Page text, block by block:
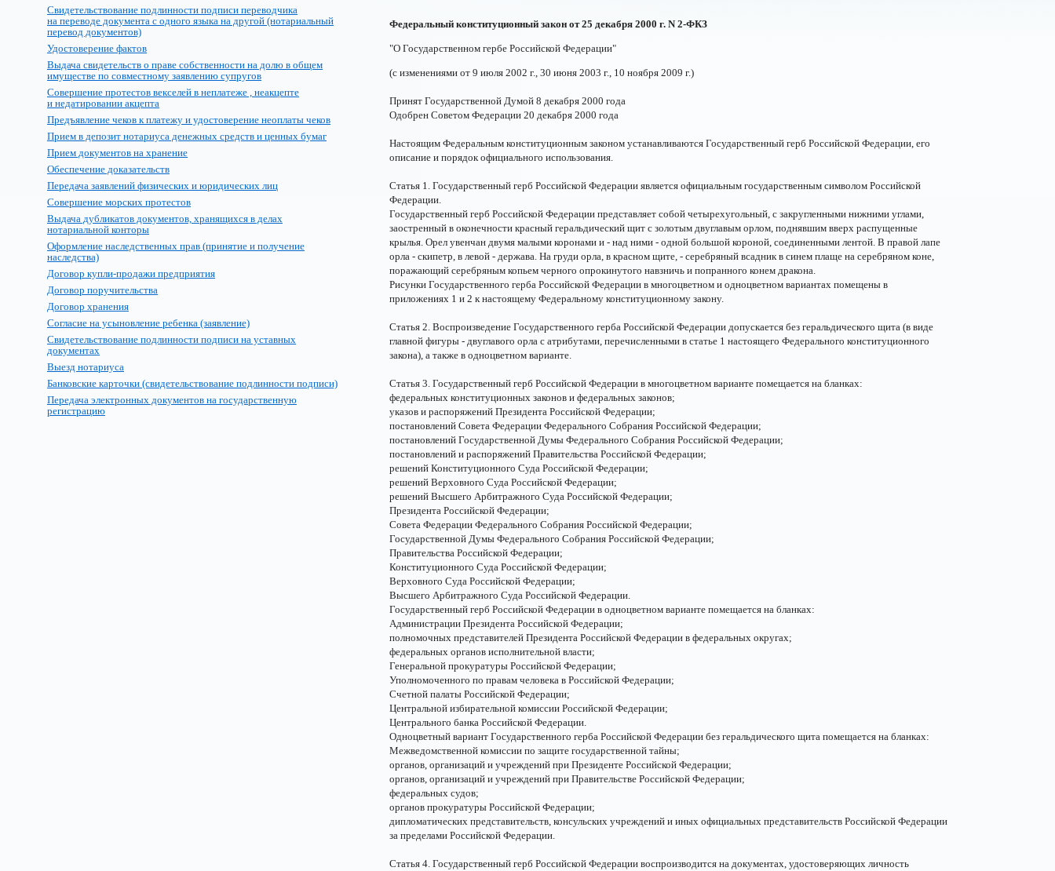
Свидетельствование подлинности подписи переводчика
на переводе документа с одного языка на другой (нотариальный
перевод документов)
Удостоверение фактов
Выдача свидетельств о праве собственности на долю в общем
имуществе по совместному заявлению супругов
Совершение протестов векселей в неплатеже , неакцепте
и недатировании акцепта
Предъявление чеков к платежу и удостоверение неоплаты чеков
Прием в депозит нотариуса денежных средств и ценных бумаг
Прием документов на хранение
Обеспечение доказательств
Передача заявлений физических и юридических лиц
Совершение морских протестов
Выдача дубликатов документов, хранящихся в делах
нотариальной конторы
Оформление наследственных прав (принятие и получение
наследства)
Договор купли-продажи предприятия
Договор поручительства
Договор хранения
Согласие на усыновление ребенка (заявление)
Свидетельствование подлинности подписи на уставных
документах
Выезд нотариуса
Банковские карточки (свидетельствование подлинности подписи)
Передача электронных документов на государственную
регистрацию
Федеральный конституционный закон от 25 декабря 2000 г. N 2-ФКЗ
"О Государственном гербе Российской Федерации"
(с изменениями от 9 июля 2002 г., 30 июня 2003 г., 10 ноября 2009 г.)
Принят Государственной Думой 8 декабря 2000 года
Одобрен Советом Федерации 20 декабря 2000 года
Настоящим Федеральным конституционным законом устанавливаются Государственный герб Российской Федерации, его
описание и порядок официального использования.
Статья 1. Государственный герб Российской Федерации является официальным государственным символом Российской
Федерации.
Государственный герб Российской Федерации представляет собой четырехугольный, с закругленными нижними углами,
заостренный в оконечности красный геральдический щит с золотым двуглавым орлом, поднявшим вверх распущенные
крылья. Орел увенчан двумя малыми коронами и - над ними - одной большой короной, соединенными лентой. В правой лапе
орла - скипетр, в левой - держава. На груди орла, в красном щите, - серебряный всадник в синем плаще на серебряном коне,
поражающий серебряным копьем черного опрокинутого навзничь и попранного конем дракона.
Рисунки Государственного герба Российской Федерации в многоцветном и одноцветном вариантах помещены в
приложениях 1 и 2 к настоящему Федеральному конституционному закону.
Статья 2. Воспроизведение Государственного герба Российской Федерации допускается без геральдического щита (в виде
главной фигуры - двуглавого орла с атрибутами, перечисленными в статье 1 настоящего Федерального конституционного
закона), а также в одноцветном варианте.
Статья 3. Государственный герб Российской Федерации в многоцветном варианте помещается на бланках:
федеральных конституционных законов и федеральных законов;
указов и распоряжений Президента Российской Федерации;
постановлений Совета Федерации Федерального Собрания Российской Федерации;
постановлений Государственной Думы Федерального Собрания Российской Федерации;
постановлений и распоряжений Правительства Российской Федерации;
решений Конституционного Суда Российской Федерации;
решений Верховного Суда Российской Федерации;
решений Высшего Арбитражного Суда Российской Федерации;
Президента Российской Федерации;
Совета Федерации Федерального Собрания Российской Федерации;
Государственной Думы Федерального Собрания Российской Федерации;
Правительства Российской Федерации;
Конституционного Суда Российской Федерации;
Верховного Суда Российской Федерации;
Высшего Арбитражного Суда Российской Федерации.
Государственный герб Российской Федерации в одноцветном варианте помещается на бланках:
Администрации Президента Российской Федерации;
полномочных представителей Президента Российской Федерации в федеральных округах;
федеральных органов исполнительной власти;
Генеральной прокуратуры Российской Федерации;
Уполномоченного по правам человека в Российской Федерации;
Счетной палаты Российской Федерации;
Центральной избирательной комиссии Российской Федерации;
Центрального банка Российской Федерации.
Одноцветный вариант Государственного герба Российской Федерации без геральдического щита помещается на бланках:
Межведомственной комиссии по защите государственной тайны;
органов, организаций и учреждений при Президенте Российской Федерации;
органов, организаций и учреждений при Правительстве Российской Федерации;
федеральных судов;
органов прокуратуры Российской Федерации;
дипломатических представительств, консульских учреждений и иных официальных представительств Российской Федерации
за пределами Российской Федерации.
Статья 4. Государственный герб Российской Федерации воспроизводится на документах, удостоверяющих личность